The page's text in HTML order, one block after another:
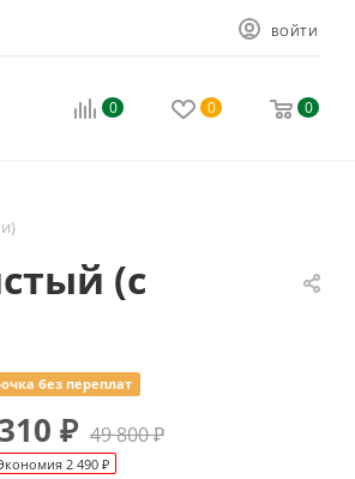
ВОЙТИ
0 0 0
(с
без переплат
₽ 49 800₽
2 490 ₽